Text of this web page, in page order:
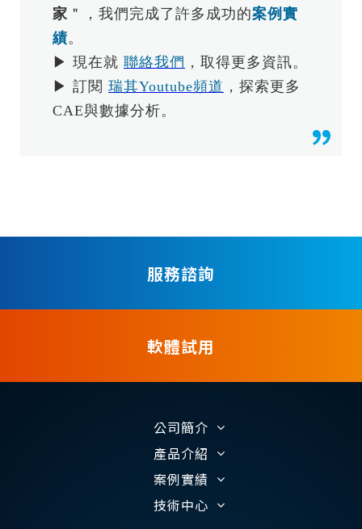
家 ＂，我們完成了許多成功的案例實
績。
▶ 現在就 聯絡我們 ，取得更多資訊。
▶ 訂閱 瑞其Youtube頻道 ，探索更多
CAE與數據分析。
服務諮詢
軟體試用
公司簡介
產品介紹
案例實績
技術中心